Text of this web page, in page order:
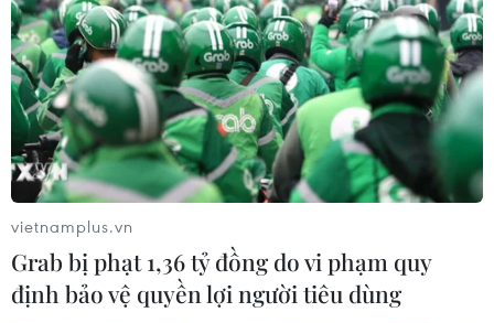
#Olympic Tokyo #Môn bóng đá nam
#U23 Nhật Bản
#U23 Brazil
#U23 Tây Ban Nha
#U23 Đức
#U23 Australia
Nhật Bản
Theo dõi VietnamPlus
vietnamplus.vn
Grab bị phạt 1,36 tỷ đồng do vi phạm quy
định bảo vệ quyền lợi người tiêu dùng